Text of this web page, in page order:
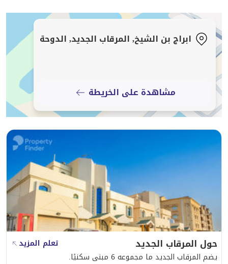
التعرف على العقارات المثالية بما يتوافق ومتطلباتك، كما
نحرص على بناء علاقات وطيدة ومرضيه مع جميع عملائنا. و
سنحرص أن نعمل معا كفريق لتلبية متطلباتك المميزة خلال
رحلة بحثك عن مكاتب أو محلات تجارية أو شقق سكنية
وغيرها من العقارات في جميع أنحاء قطر.
اكتشف عقار احلامك مع شركة ستبس للعقارات!
ابراج بن الشيخ, المرقاب الجديد, الدوحة
مشاهدة على الخريطة
حول المرقاب الجديد
تعلم المزيد
يضم المرقاب الجديد ما مجموعه 6 مبنى سكنيًا.